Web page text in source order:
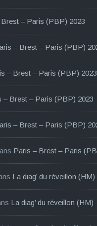
– Paris (PBP) 2023
– Brest – Paris (PBP)
– Brest – Paris (PBP) 2023
– Brest – Paris (PBP) 2023
– Brest – Paris (PBP)
Paris – Brest – Paris
La diag’ du réveillon (HM)
La diag’ du réveillon (HM)